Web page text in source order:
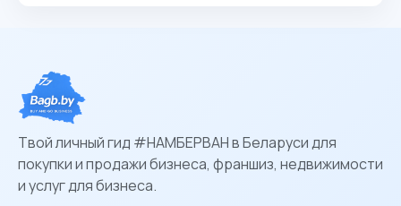
Твой личный гид #НАМБЕРВАН в Беларуси для
покупки и продажи бизнеса, франшиз, недвижимости
и услуг для бизнеса.